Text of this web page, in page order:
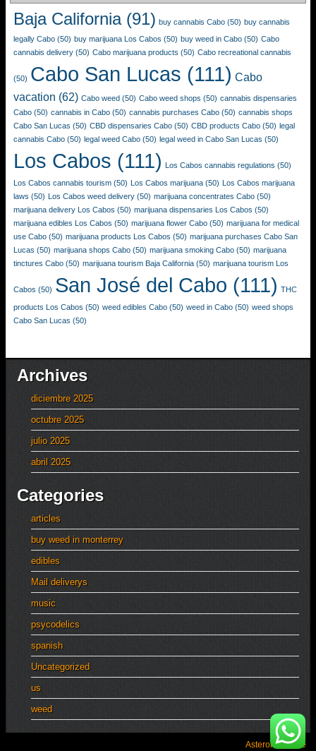
Baja California(91) buy cannabis Cabo (50) buy cannabis
legally Cabo (50) buy marijuana Los Cabos (50) buy weed in Cabo (50) Cabo
cannabis delivery (50) Cabo marijuana products (50) Cabo recreational cannabis
(50) Cabo San Lucas (111) Cabo
vacation (62) Cabo weed (50) Cabo weed shops (50) cannabis dispensaries
Cabo (50) cannabis in Cabo (50) cannabis purchases Cabo (50) cannabis shops
Cabo San Lucas (50) CBD dispensaries Cabo (50) CBD products Cabo (50) legal
cannabis Cabo (50) legal weed Cabo (50) legal weed in Cabo San Lucas (50)
Los Cabos (111) Los Cabos cannabis regulations (50)
Los Cabos cannabis tourism (50) Los Cabos marijuana (50) Los Cabos marijuana
laws (50) Los Cabos weed delivery (50) marijuana concentrates Cabo (50)
marijuana delivery Los Cabos (50) marijuana dispensaries Los Cabos (50)
marijuana edibles Los Cabos (50) marijuana flower Cabo (50) marijuana for medical
use Cabo (50) marijuana products Los Cabos (50) marijuana purchases Cabo San
Lucas (50) marijuana shops Cabo (50) marijuana smoking Cabo (50) marijuana
tinctures Cabo (50) marijuana tourism Baja California (50) marijuana tourism Los
Cabos (50) San José del Cabo (111) THC
products Los Cabos (50) weed edibles Cabo (50) weed in Cabo (50) weed shops
Cabo San Lucas (50)
Archives
diciembre 2025
octubre 2025
julio 2025
abril 2025
Categories
articles
buy weed in monterrey
edibles
Mail deliverys
music
psycodelics
spanish
Uncategorized
us
weed
Asteroid Theme